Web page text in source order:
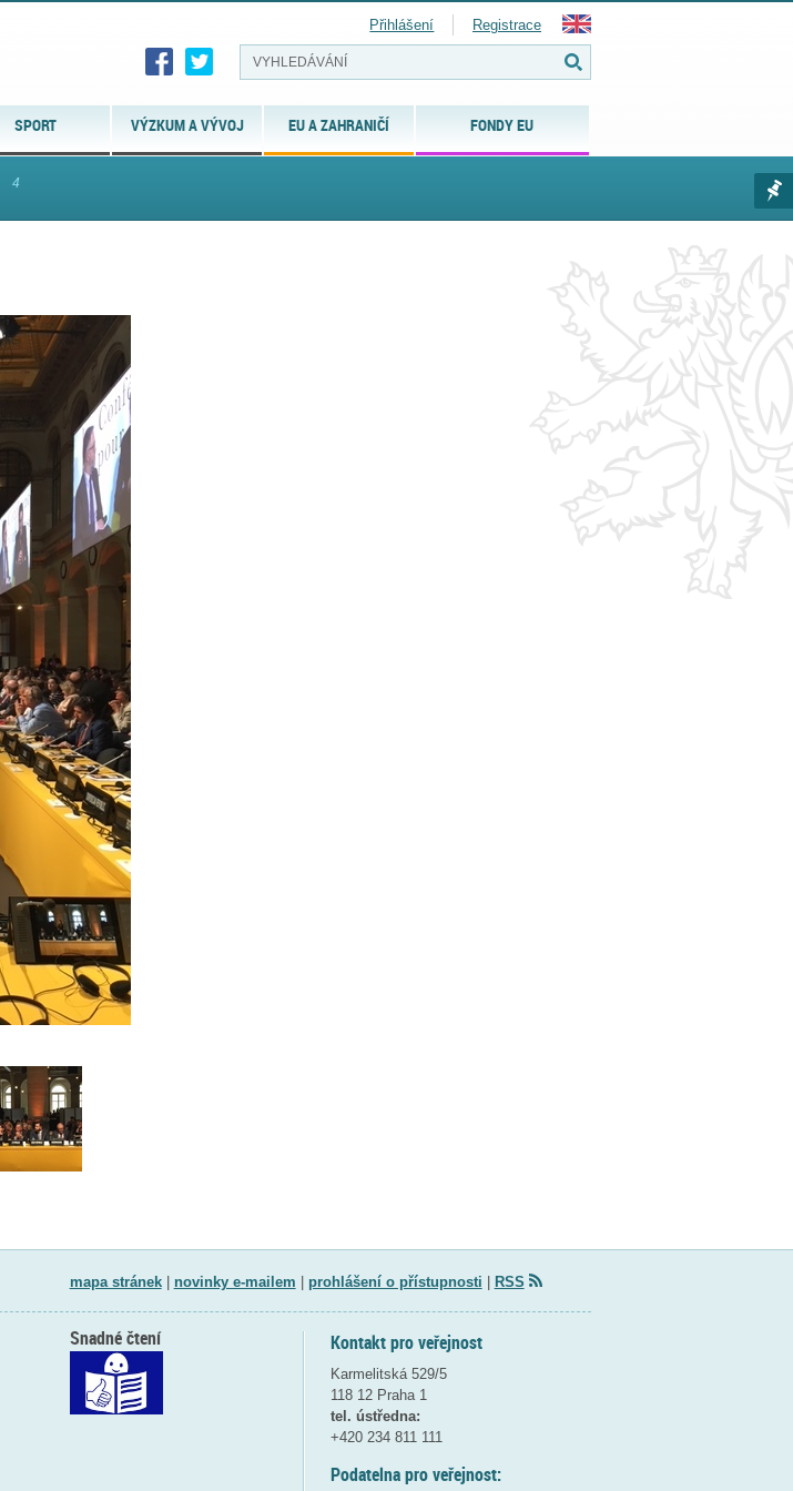
SPORT VÝZKUM A VÝVOJ EU A ZAHRANIČÍ FONDY EU
Přihlášení Registrace
4
mapa stránek| novinky e-mailem prohlášení o přístupnosti RSS
Kontakt pro veřejnost
Karmelitská 529/5
118 12 Praha 1
tel. ústředna:
+420 234 811 111
Podatelna pro veřejnost:
Snadné čtení